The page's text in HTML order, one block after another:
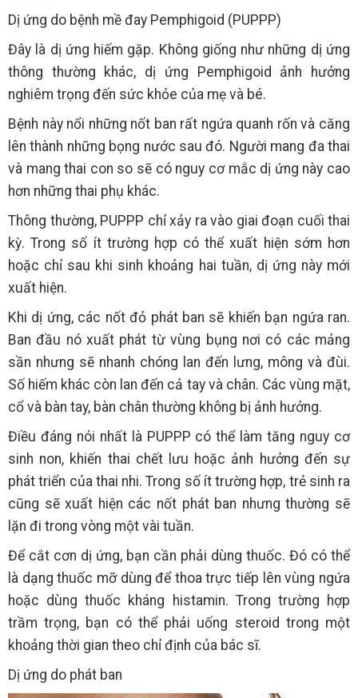
Dị ứng do bệnh mề đay Pemphigoid (PUPPP)
Đây là dị ứng hiếm gặp. Không giống như những dị ứng
thông thường khác, dị ứng Pemphigoid ảnh hưởng
nghiêm trọng đến sức khỏe của mẹ và bé.
Bệnh này nổi những nốt ban rất ngứa quanh rốn và căng
lên thành những bọng nước sau đó. Người mang đa thai
và mang thai con so sẽ có nguy cơ mắc dị ứng này cao
hơn những thai phụ khác.
Thông thường, PUPPP chỉ xảy ra vào giai đoạn cuối thai
kỳ. Trong số ít trường hợp có thể xuất hiện sớm hơn
hoặc chỉ sau khi sinh khoảng hai tuần, dị ứng này mới
xuất hiện.
Khi dị ứng, các nốt đỏ phát ban sẽ khiến bạn ngứa ran.
Ban đầu nó xuất phát từ vùng bụng nơi có các mảng
sần nhưng sẽ nhanh chóng lan đến lưng, mông và đùi.
Số hiếm khác còn lan đến cả tay và chân. Các vùng mặt,
cổ và bàn tay, bàn chân thường không bị ảnh hưởng.
Điều đáng nói nhất là PUPPP có thể làm tăng nguy cơ
sinh non, khiến thai chết lưu hoặc ảnh hưởng đến sự
phát triển của thai nhi. Trong số ít trường hợp, trẻ sinh ra
cũng sẽ xuất hiện các nốt phát ban nhưng thường sẽ
lặn đi trong vòng một vài tuần.
Để cắt cơn dị ứng, bạn cần phải dùng thuốc. Đó có thể
là dạng thuốc mỡ dùng để thoa trực tiếp lên vùng ngứa
hoặc dùng thuốc kháng histamin. Trong trường hợp
trầm trọng, bạn có thể phải uống steroid trong một
khoảng thời gian theo chỉ định của bác sĩ.
Dị ứng do phát ban